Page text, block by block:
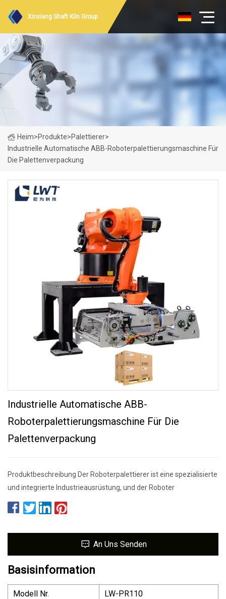
Xinxiang Shaft Kiln Group
Heim>Produkte>Palettierer>
Industrielle Automatische ABB-Roboterpalettierungsmaschine Für
Die Palettenverpackung
Industrielle Automatische ABB-
Roboterpalettierungsmaschine Für Die
Palettenverpackung
Produktbeschreibung Der Roboterpalettierer ist eine spezialisierte
und integrierte Industrieausrüstung, und der Roboter
An Uns Senden
Basisinformation
Modell Nr.
LW-PR110